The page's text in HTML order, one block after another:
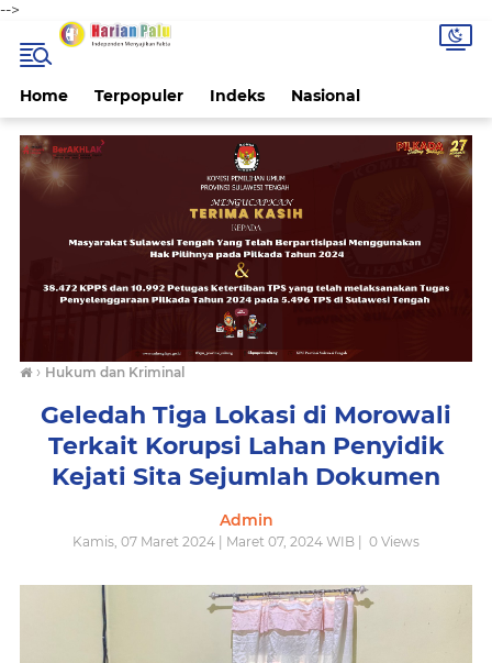
-->
Home Terpopuler Indeks Nasional
› Hukum dan Kriminal
Geledah Tiga Lokasi di Morowali
Terkait Korupsi Lahan Penyidik
Kejati Sita Sejumlah Dokumen
Admin
Kamis, 07 Maret 2024 | Maret 07, 2024 WIB | 0 Views